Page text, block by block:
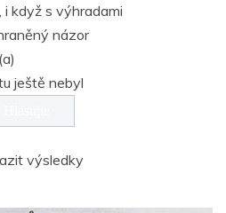
i když s výhradami
názor
ještě nebyl
výsledky